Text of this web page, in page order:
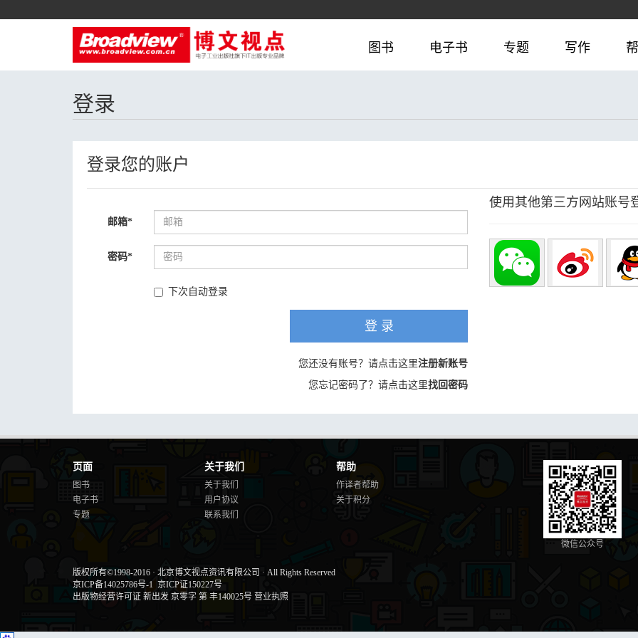
图书 电子书 专题 写作
登录
登录您的账户
邮箱*
密码*
下次自动登录
登 录
您还没有账号？请点击这里注册新账号
您忘记密码了？请点击这里找回密码
使用其他第三方网站账号
页面
图书
电子书
专题
关于我们
关于我们
用户协议
联系我们
帮助
作译者帮助
关于积分
微信公众号
版权所有©1998-2016 · 北京博文视点资讯有限公司 · All Rights Reserved
京ICP备14025786号-1 京ICP证150227号
出版物经营许可证 新出发 京零字 第 丰140025号 营业执照